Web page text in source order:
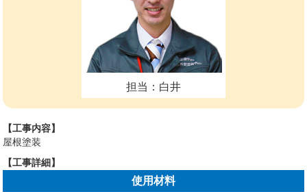
担当：白井
【工事内容】
屋根塗装
【工事詳細】
使用材料